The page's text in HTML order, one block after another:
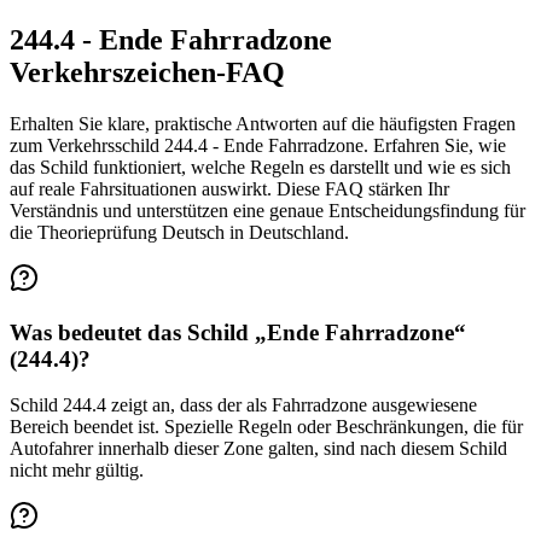
244.4 - Ende Fahrradzone
Verkehrszeichen-FAQ
Erhalten Sie klare, praktische Antworten auf die häufigsten Fragen
zum Verkehrsschild 244.4 - Ende Fahrradzone. Erfahren Sie, wie
das Schild funktioniert, welche Regeln es darstellt und wie es sich
auf reale Fahrsituationen auswirkt. Diese FAQ stärken Ihr
Verständnis und unterstützen eine genaue Entscheidungsfindung für
die Theorieprüfung Deutsch in Deutschland.
Was bedeutet das Schild „Ende Fahrradzone“
(244.4)?
Schild 244.4 zeigt an, dass der als Fahrradzone ausgewiesene
Bereich beendet ist. Spezielle Regeln oder Beschränkungen, die für
Autofahrer innerhalb dieser Zone galten, sind nach diesem Schild
nicht mehr gültig.